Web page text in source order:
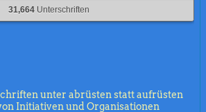
31,664 Unterschriften
unter abrüsten statt aufrüsten
Initiativen und Organisationen